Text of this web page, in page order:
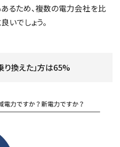
るため、複数の電力会社を比
いでしょう。
換えた」方は65%